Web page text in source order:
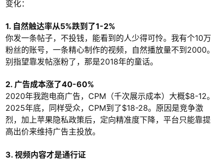
变化：
1. 自然触达率从5%跌到了1-2%
你发一条帖子，不投钱，能看到的人少得可怜。我有个10万
粉丝的账号，一条精心制作的视频，自然播放量不到2000。
别指望靠发帖涨粉了，那是2018年的童话。
2. 广告成本涨了40-60%
2020年我跑电商广告，CPM（千次展示成本）大概$8-12。
2025年底，同样受众，CPM到了$18-28。原因是竞争激
烈，加上苹果隐私政策后，定向精准度下降，平台只能靠提
高出价来维持广告主投放。
3. 视频内容才是通行证